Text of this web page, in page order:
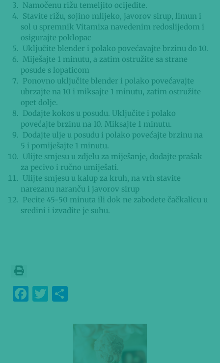
Namočenu rižu temeljito ocijedite.
Stavite rižu, sojino mlijeko, javorov sirup, limun i
sol u spremnik Vitamixa navedenim redoslijedom i
osigurajte poklopac
Uključite blender i polako povećavajte brzinu do 10.
Miješajte 1 minutu, a zatim ostružite sa strane
posude s lopaticom
Ponovno uključite blender i polako povećavajte
ubrzajte na 10 i miksajte 1 minutu, zatim ostružite
opet dolje.
Dodajte kokos u posudu. Uključite i polako
povećajte brzinu na 10. Miksajte 1 minutu.
Dodajte ulje u posudu i polako povećajte brzinu na
5 i pomiješajte 1 minutu.
Ulijte smjesu u zdjelu za miješanje, dodajte prašak
za pecivo i ručno umiješati.
Ulijte smjesu u kalup za kruh, na vrh stavite
narezanu naranču i javorov sirup
Pecite 45-50 minuta ili dok ne zabodete čačkalicu u
sredini i izvadite je suhu.
F
T
ar